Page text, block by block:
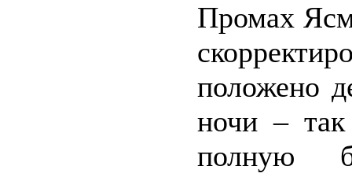
Промах
положено
ночи – так
полную